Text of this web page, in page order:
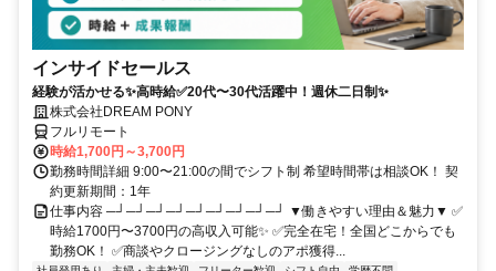
インサイドセールス
経験が活かせる✨高時給✅20代〜30代活躍中！週休二日制✨
株式会社DREAM PONY
フルリモート
時給1,700円～3,700円
勤務時間詳細 9:00〜21:00の間でシフト制 希望時間帯は相談OK！ 契
約更新期間：1年
仕事内容 ─┘─┘─┘─┘─┘─┘─┘─┘─┘ ▼働きやすい理由＆魅力▼ ✅
時給1700円〜3700円の高収入可能✨ ✅完全在宅！全国どこからでも
勤務OK！ ✅商談やクロージングなしのアポ獲得...